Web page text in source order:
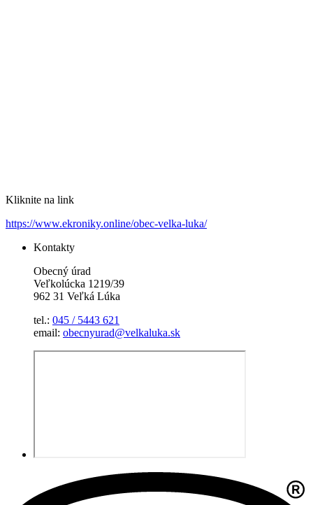
Kliknite na link
https://www.ekroniky.online/obec-velka-luka/
Kontakty
Obecný úrad
Veľkolúcka 1219/39
962 31 Veľká Lúka
tel.: 045 / 5443 621
email: obecnyurad@velkaluka.sk